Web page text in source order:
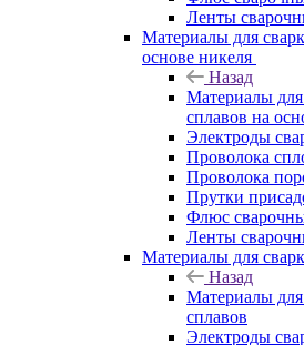
Ленты
Материалы для
основе никеля
Назад
Материалы
сплавов на
Электроды
Проволока
Проволока
Прутки
Флюс
Ленты
Материалы для
Назад
Материалы
сплавов
Электроды